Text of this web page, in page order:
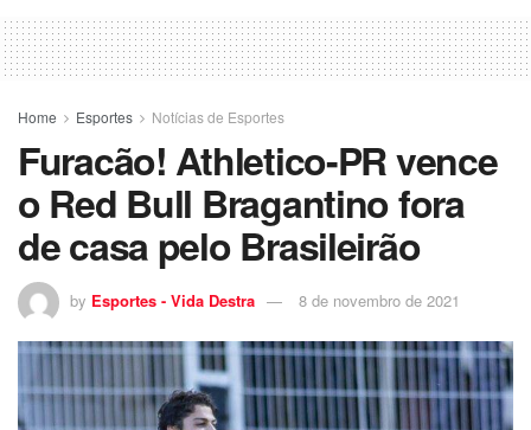
Home Esportes Notícias de Esportes
Furacão! Athletico-PR vence
o Red Bull Bragantino fora
de casa pelo Brasileirão
by Esportes - Vida Destra 8 de novembro de 2021